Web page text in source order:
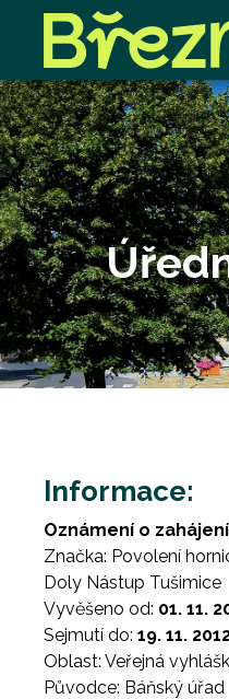
Informace:
Oznámení o
Značka: Povolení
Doly Nástup Tušimice
Vyvěšeno od: 01. 11.
Sejmutí do: 19. 11.
Oblast: Veřejná
Původce: Báňský úřad